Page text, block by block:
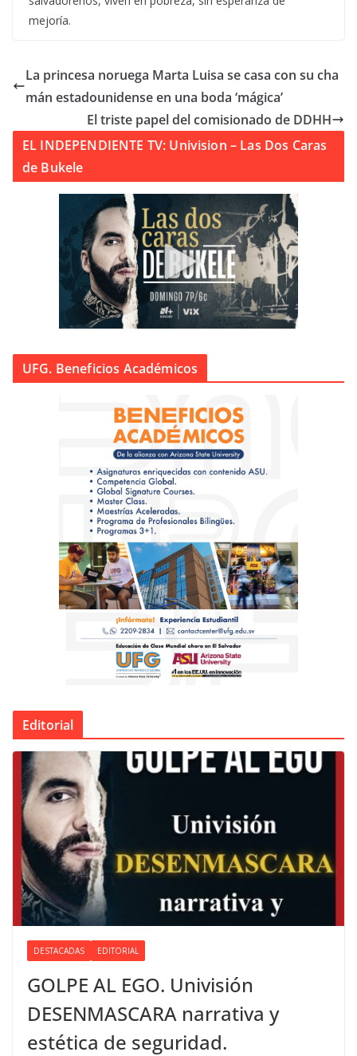
mejoría.
La princesa noruega Marta Luisa se casa con su cha
mán estadounidense en una boda ‘mágica’
El triste papel del comisionado de DDHH
EL INDEPENDIENTE TV: Univision – Las Dos Caras
de Bukele
UFG. Beneficios Académicos
Editorial
DESTACADAS EDITORIAL
GOLPE AL EGO. Univisión
DESENMASCARA narrativa y
estética de seguridad.